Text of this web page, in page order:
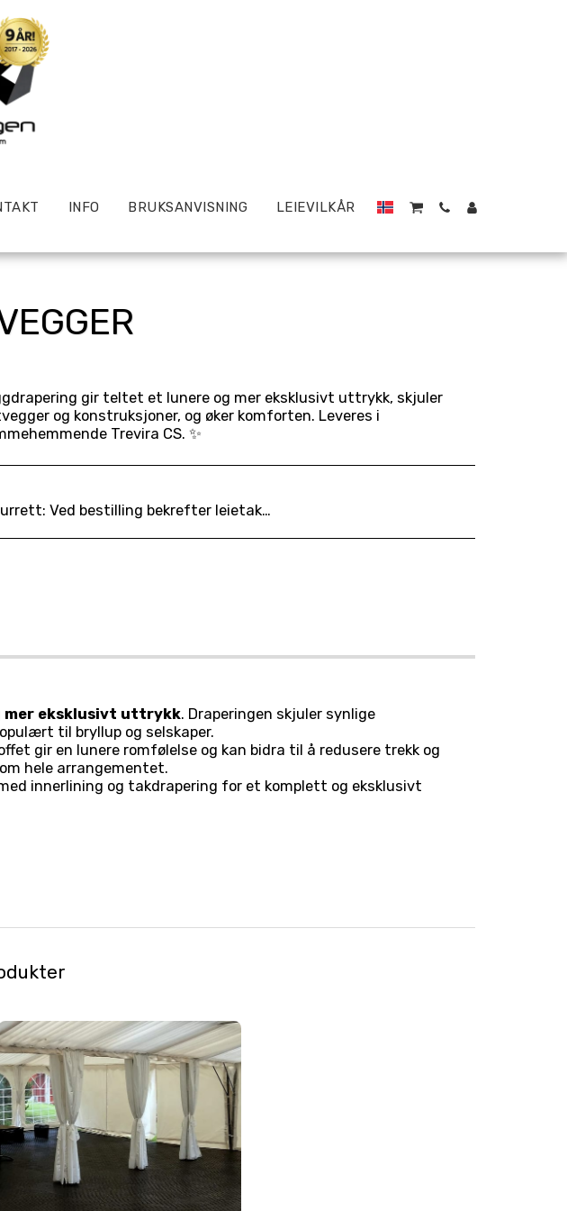
INFO BRUKSANVISNING LEIEVILKÅR
gir teltet et lunere og mer eksklusivt uttrykk, skjuler
og konstruksjoner, og øker komforten. Leveres i
Trevira CS. ✨
Ved bestilling bekrefter leietaker å ha lest og akseptert våre gjeldende leievilkår. Avtalen er bindende og vi henviser til våre avbestillingsfrister: https://www.utleiekongen.com/leievilk%C3%A5r
mer eksklusivt uttrykk. Draperingen skjuler synlige
til bryllup og selskaper.
gir en lunere romfølelse og kan bidra til å redusere trekk og
hele arrangementet.
innerlining og takdrapering for et komplett og eksklusivt